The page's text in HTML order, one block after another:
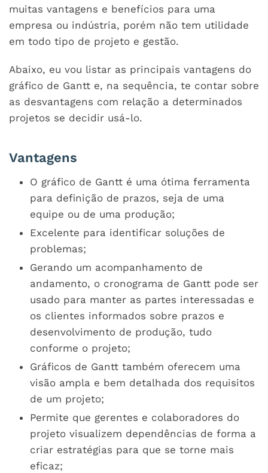
muitas vantagens e benefícios para uma
empresa ou indústria, porém não tem utilidade
em todo tipo de projeto e gestão.
Abaixo, eu vou listar as principais vantagens do
gráfico de Gantt e, na sequência, te contar sobre
as desvantagens com relação a determinados
projetos se decidir usá-lo.
Vantagens
O gráfico de Gantt é uma ótima ferramenta
para definição de prazos, seja de uma
equipe ou de uma produção;
Excelente para identificar soluções de
problemas;
Gerando um acompanhamento de
andamento, o cronograma de Gantt pode ser
usado para manter as partes interessadas e
os clientes informados sobre prazos e
desenvolvimento de produção, tudo
conforme o projeto;
Gráficos de Gantt também oferecem uma
visão ampla e bem detalhada dos requisitos
de um projeto;
Permite que gerentes e colaboradores do
projeto visualizem dependências de forma a
criar estratégias para que se torne mais
eficaz;